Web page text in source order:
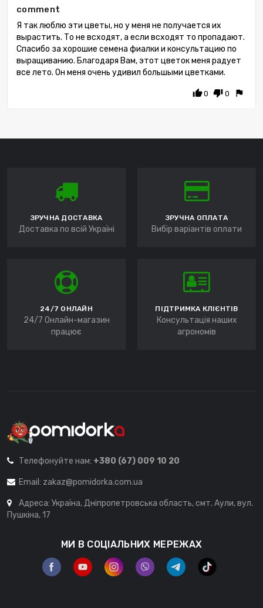
comment
Я так люблю эти цветы, но у меня не получается их
вырастить. То не всходят, а если всходят то пропадают.
Спасибо за хорошие семена фиалки и консультацию по
выращиванию. Благодаря Вам, этот цветок меня радует
все лето. Он меня очень удивил большыми цветками.
thumb_up0 thumb_down 0 flag
ЗРУЧНА ДОСТАВКА
Доставка по всій Україні
ЗРУЧНА ОПЛАТА
Вибір варіантів оплати
24/7 ОНЛАЙН
24/7 Онлайн-магазин
працює
ПІДТРИМКА КЛІЄНТІВ
Консультація наших
агрономів
Телефонуйте нам: +380 (67) 009 10 20
Email: zakaz@pomidorka.com.ua
Адреса: Україна, Дніпропетровська область, смт. Аули, вул.
Пушкіна, 17
МИ В СОЦІАЛЬНИХ МЕРЕЖАХ